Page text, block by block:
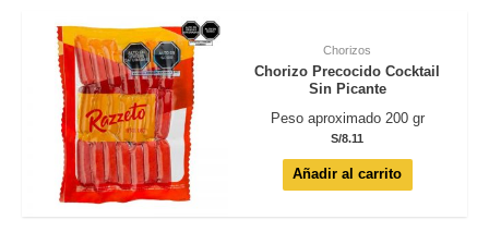
Chorizos
Chorizo Precocido Cocktail
Sin Picante
Peso aproximado 200 gr
S/8.11
Añadir al carrito